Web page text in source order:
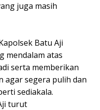
juga masih
Batu Aji
mendalam atas
serta memberikan
agar segera pulih dan
sediakala.
turut